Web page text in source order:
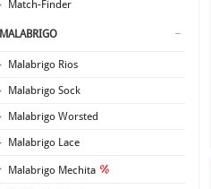
Match-Finder
MALABRIGO
Malabrigo Rios
Malabrigo Sock
Malabrigo Worsted
Malabrigo Lace
Malabrigo Mechita